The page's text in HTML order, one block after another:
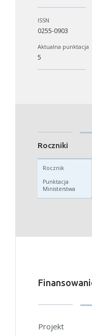
ISSN
0255-0903
Aktualna punktacja
5
Roczniki
Projekt